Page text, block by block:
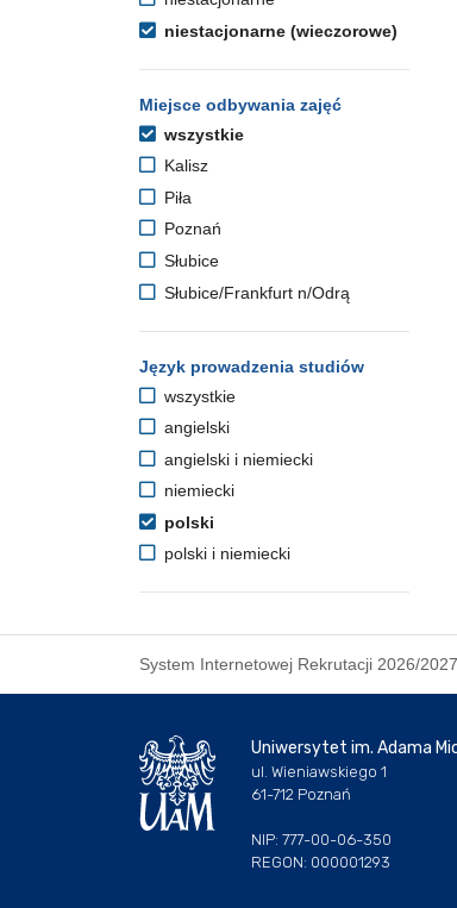
niestacjonarne (wieczorowe)
Miejsce odbywania zajęć
wszystkie
Kalisz
Piła
Poznań
Słubice
Słubice/Frankfurt n/Odrą
Język prowadzenia studiów
wszystkie
angielski
angielski i niemiecki
niemiecki
polski
polski i niemiecki
System Internetowej Rekrutacji 2026/2027
Uniwersytet im. Adama
ul. Wieniawskiego 1
61-712 Poznań
NIP: 777-00-06-350
REGON: 000001293